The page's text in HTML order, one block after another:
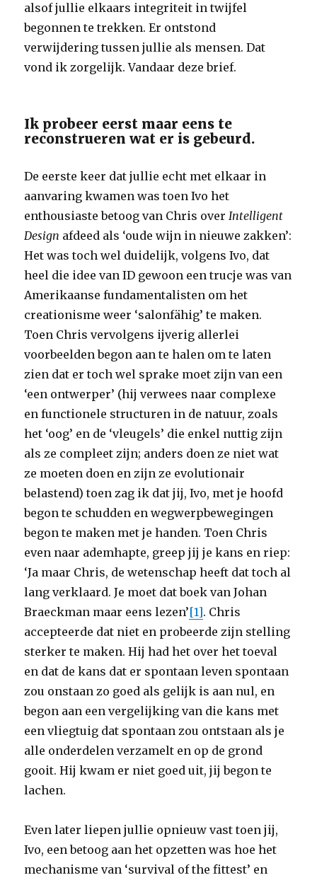
alsof jullie elkaars integriteit in twijfel
begonnen te trekken. Er ontstond
verwijdering tussen jullie als mensen. Dat
vond ik zorgelijk. Vandaar deze brief.
Ik probeer eerst maar eens te
reconstrueren wat er is gebeurd.
De eerste keer dat jullie echt met elkaar in
aanvaring kwamen was toen Ivo het
enthousiaste betoog van Chris overIntelligent
Design afdeed als ‘oude wijn in nieuwe zakken’:
Het was toch wel duidelijk, volgens Ivo, dat
heel die idee van ID gewoon een trucje was van
Amerikaanse fundamentalisten om het
creationisme weer ‘salonfähig’ te maken.
Toen Chris vervolgens ijverig allerlei
voorbeelden begon aan te halen om te laten
zien dat er toch wel sprake moet zijn van een
‘een ontwerper’ (hij verwees naar complexe
en functionele structuren in de natuur, zoals
het ‘oog’ en de ‘vleugels’ die enkel nuttig zijn
als ze compleet zijn; anders doen ze niet wat
ze moeten doen en zijn ze evolutionair
belastend) toen zag ik dat jij, Ivo, met je hoofd
begon te schudden en wegwerpbewegingen
begon te maken met je handen. Toen Chris
even naar ademhapte, greep jij je kans en riep:
‘Ja maar Chris, de wetenschap heeft dat toch al
lang verklaard. Je moet dat boek van Johan
Braeckman maar eens lezen’[1]. Chris
accepteerde dat niet en probeerde zijn stelling
sterker te maken. Hij had het over het toeval
en dat de kans dat er spontaan leven spontaan
zou onstaan zo goed als gelijk is aan nul, en
begon aan een vergelijking van die kans met
een vliegtuig dat spontaan zou ontstaan als je
alle onderdelen verzamelt en op de grond
gooit. Hij kwam er niet goed uit, jij begon te
lachen.
Even later liepen jullie opnieuw vast toen jij,
Ivo, een betoog aan het opzetten was hoe het
mechanisme van ‘survival of the fittest’ en